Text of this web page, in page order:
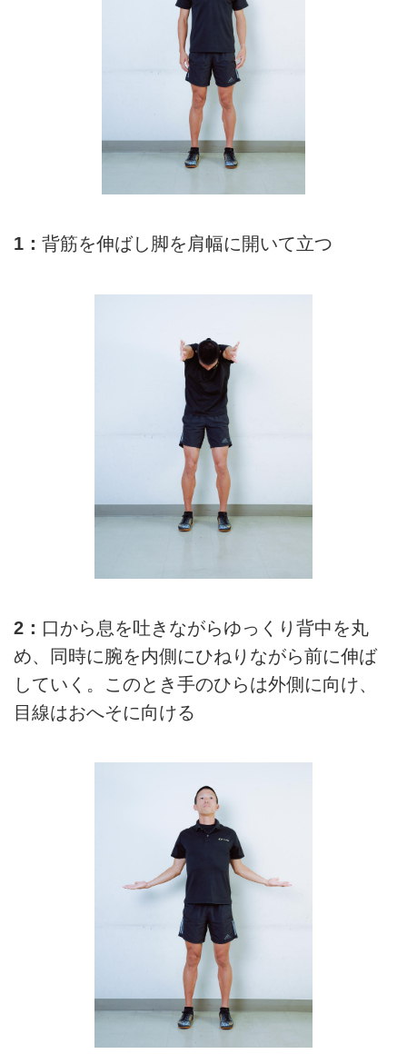
1： 背筋を伸ばし脚を肩幅に開いて立つ
2： 口から息を吐きながらゆっくり背中を丸
め、同時に腕を内側にひねりながら前に伸ば
していく。このとき手のひらは外側に向け、
目線はおへそに向ける